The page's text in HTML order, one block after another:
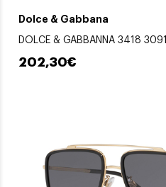
Dolce & Gabbana
DOLCE & GABBANNA 3418 3091
202,30€